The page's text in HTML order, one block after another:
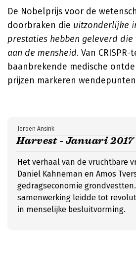
De Nobelprijs voor de
doorbraken die uitzonderlijke
prestaties hebben geleverd
aan de mensheid. Van
baanbrekende medische
prijzen markeren
Harvest - Januari 2017
Jeroen Ansink
Het verhaal van de vruchtbare
Daniel Kahneman en Amos
gedragseconomie
samenwerking leidde tot
in menselijke besluitvorming.